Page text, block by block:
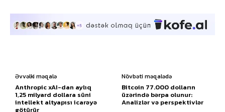
Əvvəlki məqalə
Anthropic xAI-dan aylıq
1,25 milyard dollara süni
intellekt altyapısı icarəyə
götürür
Növbəti məqalədə
Bitcoin 77.000 dolların
üzərində bərpa olunur:
Analizlər və perspektivlər